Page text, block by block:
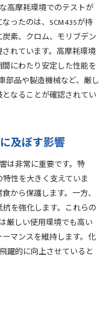
高摩耗環境でのテストが
ったのは、SCM435が持
素、クロム、モリブデン
れています。高摩耗環境
にわたり安定した性能を
部品や製造機械など、厳し
なることが確認されてい
及ぼす影響
は非常に重要です。特
性を大きく支えていま
から保護します。一方、
を強化します。これらの
厳しい使用環境でも高い
マンスを維持します。化
躍的に向上させていると